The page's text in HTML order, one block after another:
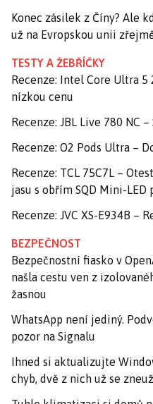
Konec zásilek z Číny? Ale
už na Evropskou unii
TESTY A ŽEBŘÍČKY
Recenze: Intel Core Ultra 5
nízkou cenu
Recenze: JBL Live 780 NC
Recenze: O2 Pods Ultra –
Recenze: TCL 75C7L –
jasu s obřím SQD Mini-LED
Recenze: JVC XS-E934B –
BEZPEČNOST
Bezpečnostní fiasko v
našla cestu ven z
žasnou
WhatsApp není jediný.
pozor na Signalu
Ihned si aktualizujte
chyb, dvě z nich už se